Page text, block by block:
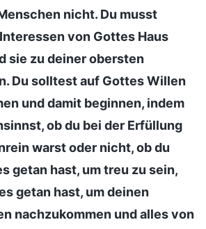
nicht. Du musst
von Gottes Haus
sie zu deiner obersten
Du solltest auf Gottes Willen
und damit beginnen, indem
ob du bei der Erfüllung
warst oder nicht, ob du
getan hast, um treu zu sein,
getan hast, um deinen
nachzukommen und alles von